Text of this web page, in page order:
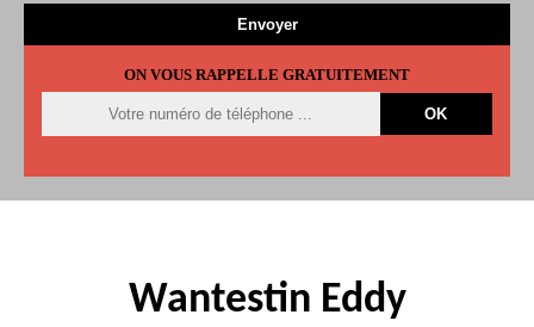
ON VOUS RAPPELLE GRATUITEMENT
Wantestin Eddy